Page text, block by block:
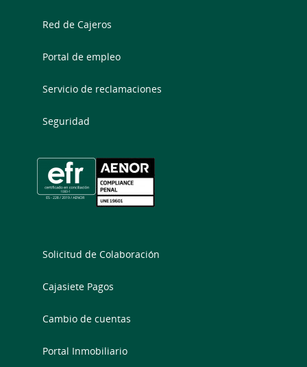
Red de Cajeros
Portal de empleo
Servicio de reclamaciones
Seguridad
Solicitud de Colaboración
Cajasiete Pagos
Cambio de cuentas
Portal Inmobiliario